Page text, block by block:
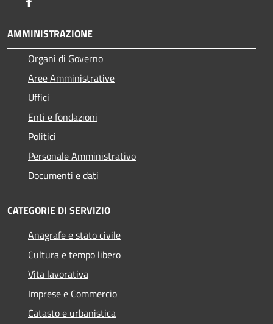
AMMINISTRAZIONE
Organi di Governo
Aree Amministrative
Uffici
Enti e fondazioni
Politici
Personale Amministrativo
Documenti e dati
CATEGORIE DI SERVIZIO
Anagrafe e stato civile
Cultura e tempo libero
Vita lavorativa
Imprese e Commercio
Catasto e urbanistica